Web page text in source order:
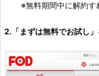
※無料期間中に解約す
2.「まずは無料でお試し」